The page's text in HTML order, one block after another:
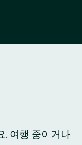
. 여행 중이거나